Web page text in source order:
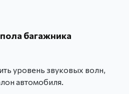
багажника
уровень звуковых волн,
автомобиля.